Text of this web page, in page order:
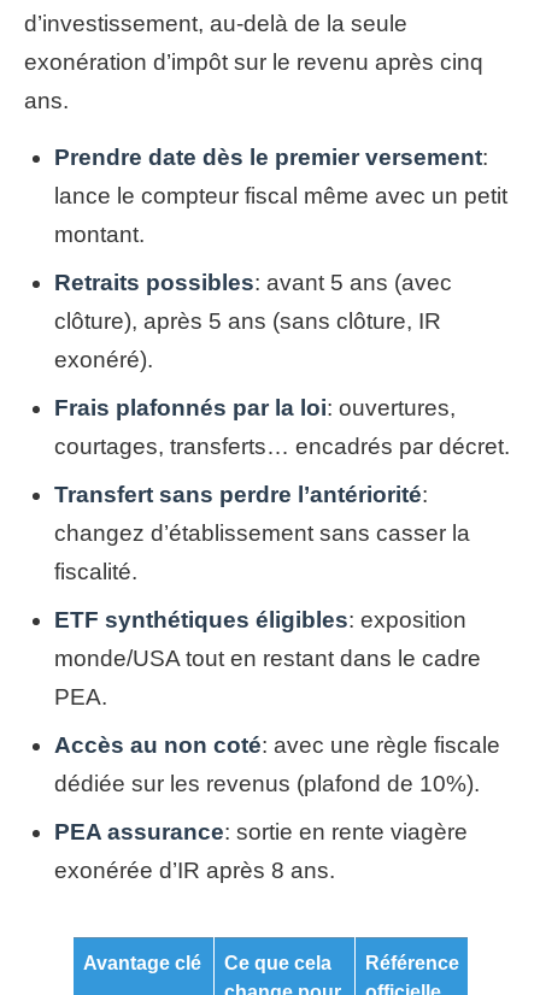
d’investissement, au-delà de la seule
exonération d’impôt sur le revenu après cinq
ans.
Prendre date dès le premier versement:
lance le compteur fiscal même avec un petit
montant.
Retraits possibles: avant 5 ans (avec
clôture), après 5 ans (sans clôture, IR
exonéré).
Frais plafonnés par la loi: ouvertures,
courtages, transferts… encadrés par décret.
Transfert sans perdre l’antériorité:
changez d’établissement sans casser la
fiscalité.
ETF synthétiques éligibles: exposition
monde/USA tout en restant dans le cadre
PEA.
Accès au non coté: avec une règle fiscale
dédiée sur les revenus (plafond de 10%).
PEA assurance: sortie en rente viagère
exonérée d’IR après 8 ans.
Avantage clé
Ce que cela
Référence